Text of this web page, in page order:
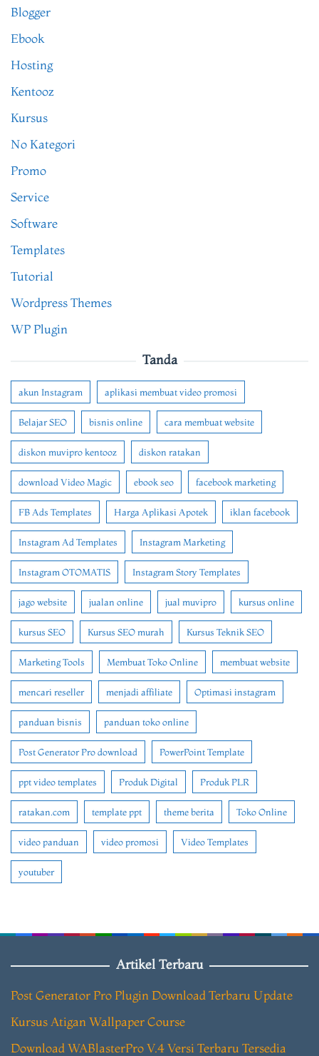
Blogger
Ebook
Hosting
Kentooz
Kursus
No Kategori
Promo
Service
Software
Templates
Tutorial
Wordpress Themes
WP Plugin
Tanda
akun Instagram aplikasi membuat video promosi
Belajar SEO bisnis online cara membuat website
diskon muvipro kentooz diskon ratakan
download Video Magic ebook seo facebook marketing
FB Ads Templates Harga Aplikasi Apotek iklan facebook
Instagram Ad Templates Instagram Marketing
Instagram OTOMATIS Instagram Story Templates
jago website jualan online jual muvipro kursus online
kursus SEO Kursus SEO murah Kursus Teknik SEO
Marketing Tools Membuat Toko Online membuat website
mencari reseller menjadi affiliate Optimasi instagram
panduan bisnis panduan toko online
Post Generator Pro download PowerPoint Template
ppt video templates Produk Digital Produk PLR
ratakan.com template ppt theme berita Toko Online
video panduan video promosi Video Templates
youtuber
Artikel Terbaru
Post Generator Pro Plugin Download Terbaru Update
Kursus Atigan Wallpaper Course
Download WABlasterPro V.4 Versi Terbaru Tersedia